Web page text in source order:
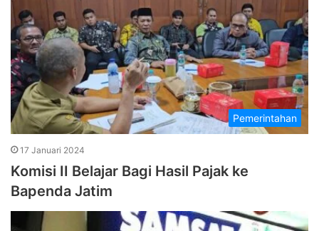
Pemerintahan
17 Januari 2024
Komisi II Belajar Bagi Hasil Pajak ke
Bapenda Jatim